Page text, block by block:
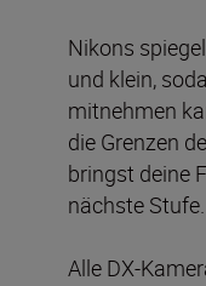
Nikons
und klein,
mitnehmen
die Grenzen
bringst deine
nächste Stufe.
Alle DX-